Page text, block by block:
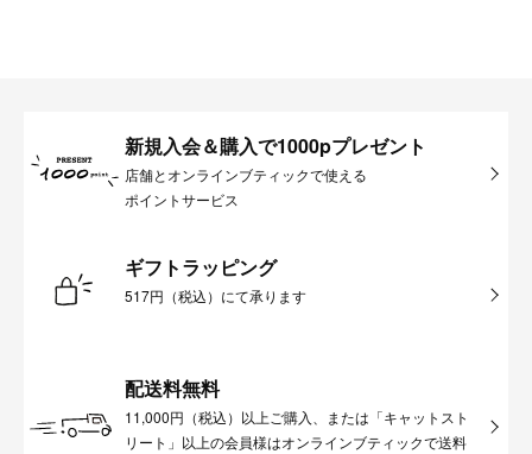
新規入会＆購入で1000pプレゼント
店舗とオンラインブティックで使える
ポイントサービス
ギフトラッピング
517円（税込）にて承ります
配送料無料
11,000円（税込）以上ご購入、または「キャットスト
リート」以上の会員様はオンラインブティックで送料